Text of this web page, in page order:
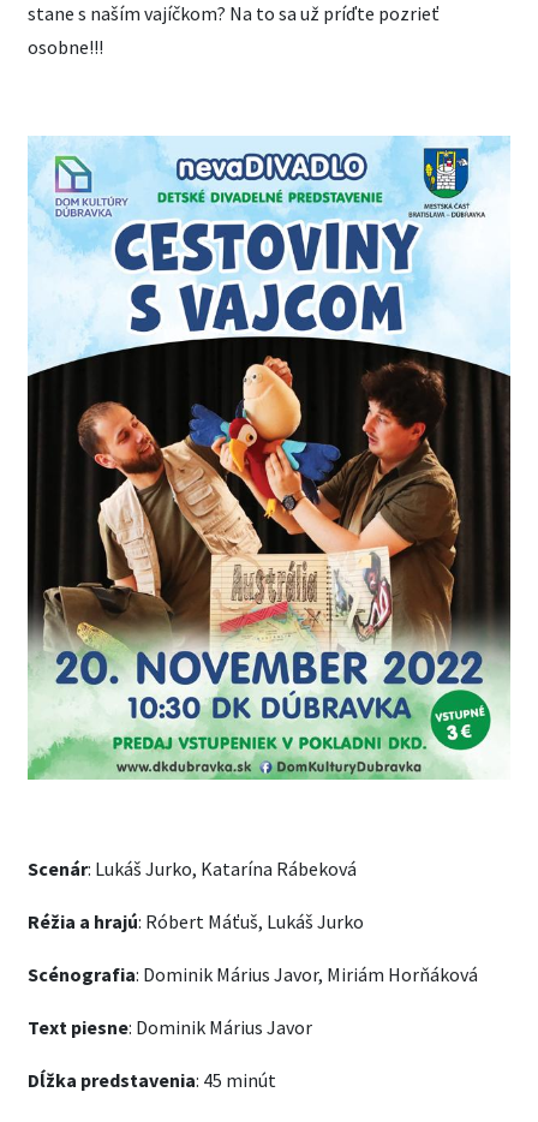
stane s naším vajíčkom? Na to sa už príďte pozrieť
osobne!!!
Scenár: Lukáš Jurko, Katarína Rábeková
Réžia a hrajú: Róbert Máťuš, Lukáš Jurko
Scénografia: Dominik Márius Javor, Miriám Horňáková
Text piesne: Dominik Márius Javor
Dĺžka predstavenia: 45 minút